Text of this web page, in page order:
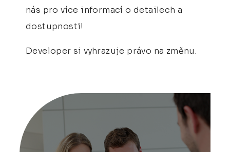
nás pro více informací o detailech a
dostupnosti!
Developer si vyhrazuje právo na změnu.